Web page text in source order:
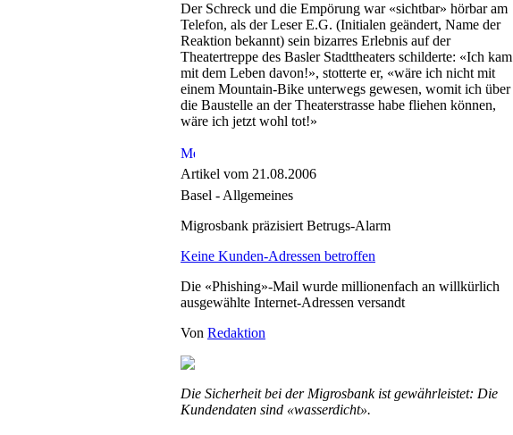
Der Schreck und die Empörung war «sichtbar» hörbar am
Telefon, als der Leser E.G. (Initialen geändert, Name der
Reaktion bekannt) sein bizarres Erlebnis auf der
Theatertreppe des Basler Stadttheaters schilderte: «Ich kam
mit dem Leben davon!», stotterte er, «wäre ich nicht mit
einem Mountain-Bike unterwegs gewesen, womit ich über
die Baustelle an der Theaterstrasse habe fliehen können,
wäre ich jetzt wohl tot!»
Artikel vom 21.08.2006
Basel - Allgemeines
Migrosbank präzisiert Betrugs-Alarm
Keine Kunden-Adressen betroffen
Die «Phishing»-Mail wurde millionenfach an willkürlich
ausgewählte Internet-Adressen versandt
Von Redaktion
Die Sicherheit bei der Migrosbank ist gewährleistet: Die
Kundendaten sind «wasserdicht».